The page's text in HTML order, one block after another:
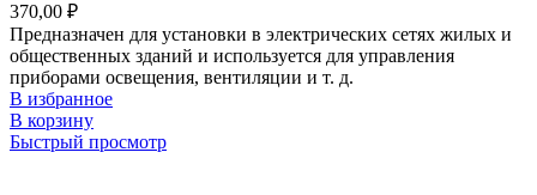
370,00 ₽
Предназначен для установки в электрических сетях жилых и
общественных зданий и используется для управления
приборами освещения, вентиляции и т. д.
В избранное
В корзину
Быстрый просмотр